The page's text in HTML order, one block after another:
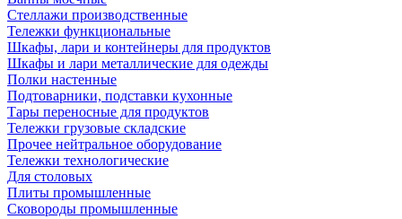
Стеллажи производственные
Тележки функциональные
Шкафы, лари и контейнеры для продуктов
Шкафы и лари металлические для одежды
Полки настенные
Подтоварники, подставки кухонные
Тары переносные для продуктов
Тележки грузовые складские
Прочее нейтральное оборудование
Тележки технологические
Для столовых
Плиты промышленные
Сковороды промышленные